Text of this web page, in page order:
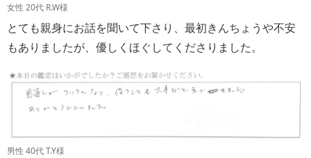
女性 20代 R.W様
とても親身にお話を聞いて下さり、最初きんちょうや不安
もありましたが、優しくほぐしてくださりました。
男性 40代 T.Y様